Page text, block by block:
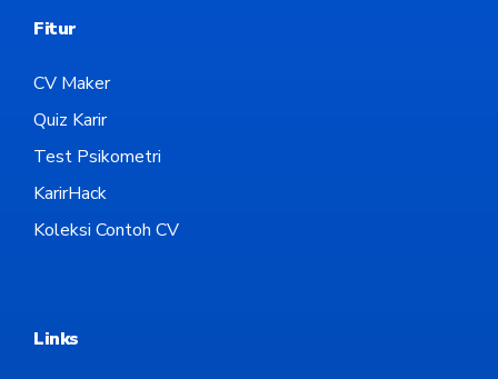
Fitur
CV Maker
Quiz Karir
Test Psikometri
KarirHack
Koleksi Contoh CV
Links